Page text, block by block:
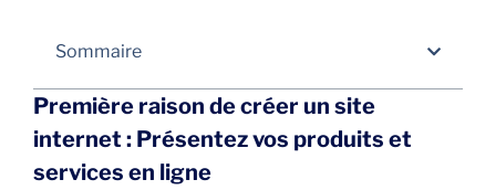
Sommaire
Première raison de créer un site
internet : Présentez vos produits et
services en ligne